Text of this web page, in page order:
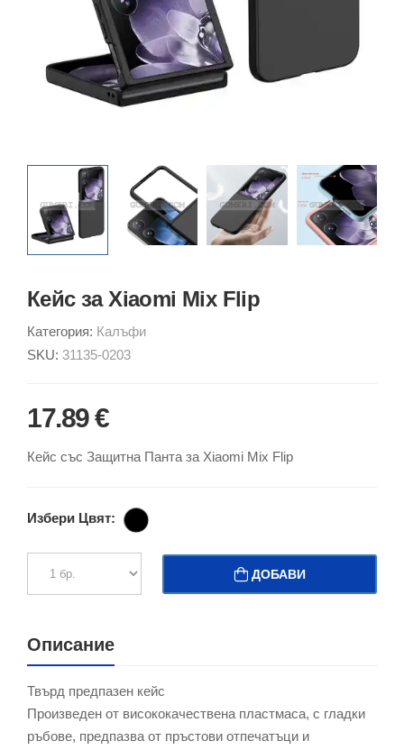
Кейс за Xiaomi Mix Flip
Категория: Калъфи
SKU: 31135-0203
17.89 €
Кейс със Защитна Панта за Xiaomi Mix Flip
Избери Цвят:
ДОБАВИ
Описание
Твърд предпазен кейс
Произведен от висококачествена пластмаса, с гладки
ръбове, предпазва от пръстови отпечатъци и